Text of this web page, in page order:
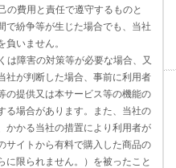
の費用と責任で遵守するものと
で紛争等が生じた場合でも、当社
いません。
は障害の対策等が必要な場合、又
社が判断した場合、事前に利用者
の提供又は本サービス等の機能の
る場合があります。また、当社の
かかる当社の措置により利用者が
サイトから有料で購入した商品の
限られません。）を被ったこと